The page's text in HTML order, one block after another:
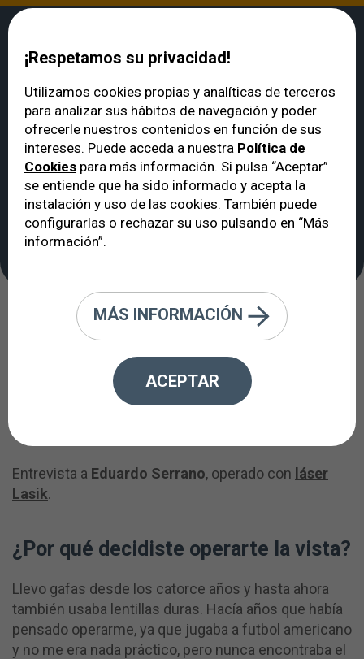
VERTE
“Estaba decidido a operarme, el trato que recibí en ICO
me acabó de convencer”
“Estaba decidido a
operarme, el trato que
recibí en ICO me acabó
de convencer”
23/03/2016
Cuando decidí operarme pregunté a
mi aseguradora y me dio tres
Entrevista a Eduardo Serrano, operado con láser
Lasik.
¿Por qué decidiste operarte la vista?
Llevo gafas desde los catorce años y hasta ahora
también usaba lentillas duras. Hacía años que había
pensado operarme, ya que jugaba a futbol americano
y no me era nada práctico, pero nunca encontraba el
¡Respetamos su privacidad!
Utilizamos cookies propias y analíticas de terceros
para analizar sus hábitos de navegación y poder
ofrecerle nuestros contenidos en función de sus
intereses. Puede acceda a nuestra Política de
Cookies para más información. Si pulsa “Aceptar”
se entiende que ha sido informado y acepta la
instalación y uso de las cookies. También puede
configurarlas o rechazar su uso pulsando en “Más
información”.
MÁS INFORMACIÓN
ACEPTAR